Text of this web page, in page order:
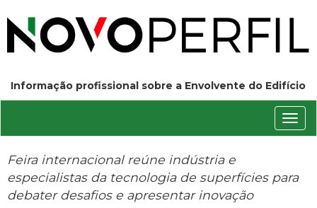
Informação profissional sobre a Envolvente do Edifício
Feira internacional reúne indústria e
especialistas da tecnologia de superfícies para
debater desafios e apresentar inovação